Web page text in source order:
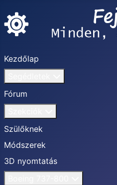
Kezdőlap
Fórum
Szülőknek
Módszerek
3D nyomtatás